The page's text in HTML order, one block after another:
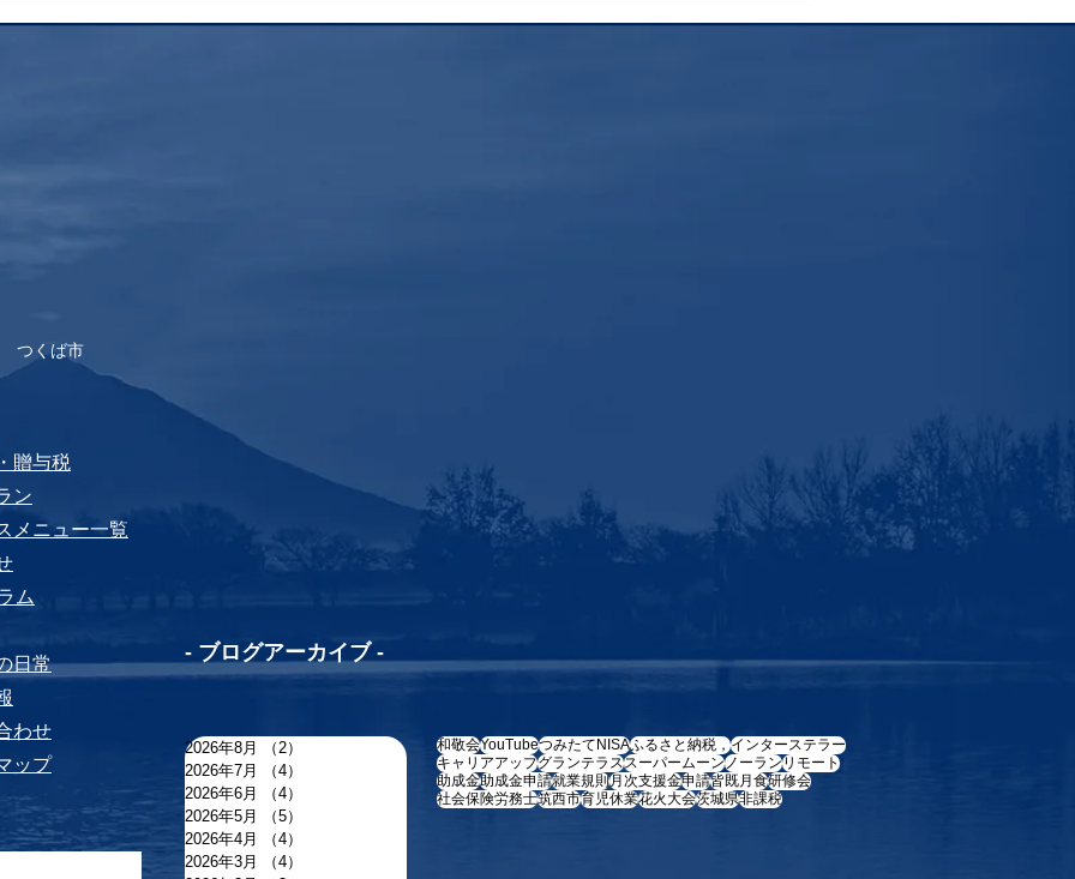
つくば市
-​ ブログアーカイブ -
2026年8月 （2）
2026年7月
（4）
2026年6月
（4）
2026年5月
（5）
2026年4月
（4）
2026年3月
（4）
和敬会YouTubeつみたてNISAふるさと納税，インターステラー
キャリアアップグランテラススーパームーンノーランリモート
助成金助成金申請就業規則月次支援金申請皆既月食研修会
社会保険労務士筑西市育児休業花火大会茨城県非課税
贈与税
ン
メニュー⼀覧
ム
⽇常
わせ
ップ